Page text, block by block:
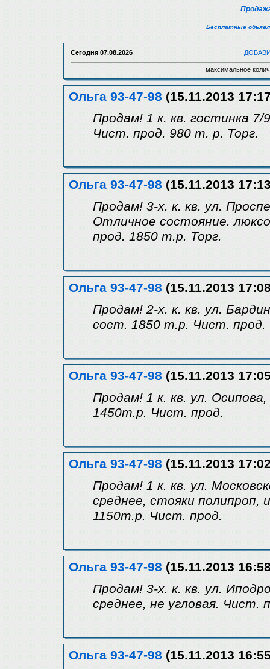
Бесплатные
Сегодня 07.08.2026
максимальное
Ольга 93-47-98 (15.11.2013
Продам! 1 к. кв. гостинка
Чист. прод. 980 т. р. Торг.
Ольга 93-47-98 (15.11.2013
Продам! 3-х. к. кв. ул.
Отличное состояние.
прод. 1850 т.р. Торг.
Ольга 93-47-98 (15.11.2013
Продам! 2-х. к. кв. ул.
сост. 1850 т.р. Чист. прод.
Ольга 93-47-98 (15.11.2013
Продам! 1 к. кв. ул.
1450т.р. Чист. прод.
Ольга 93-47-98 (15.11.2013
Продам! 1 к. кв. ул.
среднее, стояки полипроп,
1150т.р. Чист. прод.
Ольга 93-47-98 (15.11.2013
Продам! 3-х. к. кв. ул.
среднее, не угловая. Чист.
Ольга 93-47-98 (15.11.2013